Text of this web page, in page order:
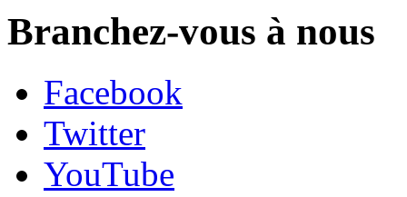
Branchez-vous à nous
Facebook
Twitter
YouTube